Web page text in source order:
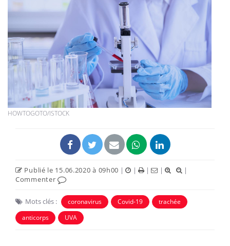
HOWTOGOTO/ISTOCK
Publié le 15.06.2020 à 09h00 | | | |
|
Commenter
Mots clés : coronavirus Covid-19
trachée
anticorps
UVA